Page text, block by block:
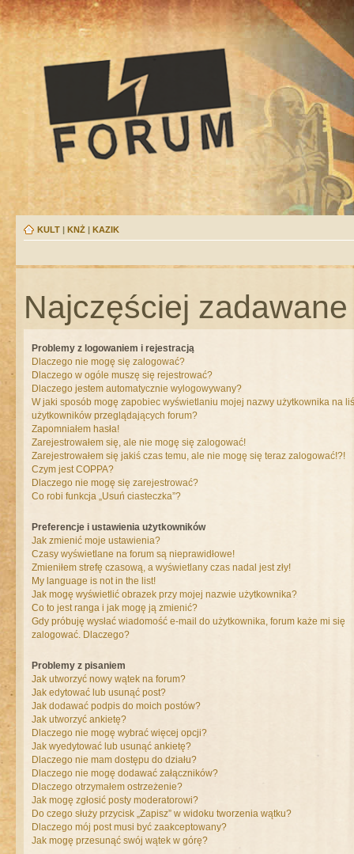
KULT | KNŻ | KAZIK
Najczęściej
Problemy z logowaniem i rejestracją
Dlaczego nie mogę się zalogować?
Dlaczego w ogóle muszę się rejestrować?
Dlaczego jestem automatycznie wylogowywany?
W jaki sposób mogę zapobiec wyświetlaniu mojej nazwy użytkownika na
użytkowników przeglądających forum?
Zapomniałem hasła!
Zarejestrowałem się, ale nie mogę się zalogować!
Zarejestrowałem się jakiś czas temu, ale nie mogę się teraz zalogować!?!
Czym jest COPPA?
Dlaczego nie mogę się zarejestrować?
Co robi funkcja „Usuń ciasteczka”?
Preferencje i ustawienia użytkowników
Jak zmienić moje ustawienia?
Czasy wyświetlane na forum są nieprawidłowe!
Zmieniłem strefę czasową, a wyświetlany czas nadal jest zły!
My language is not in the list!
Jak mogę wyświetlić obrazek przy mojej nazwie użytkownika?
Co to jest ranga i jak mogę ją zmienić?
Gdy próbuję wysłać wiadomość e-mail do użytkownika, forum każe mi się
zalogować. Dlaczego?
Problemy z pisaniem
Jak utworzyć nowy wątek na forum?
Jak edytować lub usunąć post?
Jak dodawać podpis do moich postów?
Jak utworzyć ankietę?
Dlaczego nie mogę wybrać więcej opcji?
Jak wyedytować lub usunąć ankietę?
Dlaczego nie mam dostępu do działu?
Dlaczego nie mogę dodawać załączników?
Dlaczego otrzymałem ostrzeżenie?
Jak mogę zgłosić posty moderatorowi?
Do czego służy przycisk „Zapisz” w widoku tworzenia wątku?
Dlaczego mój post musi być zaakceptowany?
Jak mogę przesunąć swój wątek w górę?